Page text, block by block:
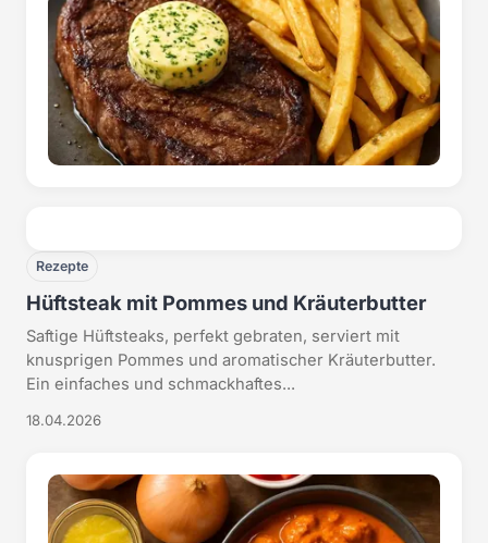
Rezepte
Hüftsteak mit Pommes und Kräuterbutter
Saftige Hüftsteaks, perfekt gebraten, serviert mit
knusprigen Pommes und aromatischer Kräuterbutter.
Ein einfaches und schmackhaftes...
18.04.2026